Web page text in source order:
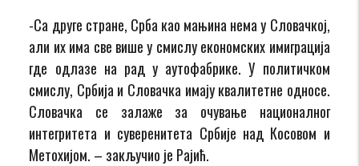
-Са друге стране, Срба као мањина нема у Словачкој,
али их има све више у смислу економских имиграција
где одлазе на рад у аутофабрике. У политичком
смислу, Србија и Словачка имају квалитетне односе.
Словачка се залаже за очување националног
интегритета и суверенитета Србије над Косовом и
Метохијом. – закључио је Рајић.